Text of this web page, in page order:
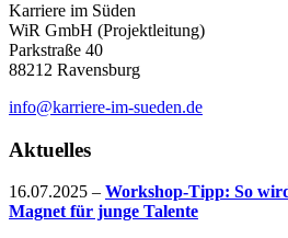
Karriere im Süden
WiR GmbH (Projektleitung)
Parkstraße 40
88212 Ravensburg
info@karriere-im-sueden.de
Aktuelles
16.07.2025 – Workshop-Tipp: So
Magnet für junge Talente